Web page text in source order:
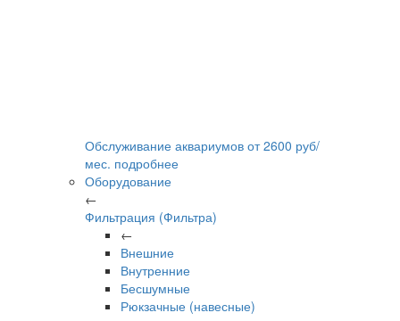
Обслуживание аквариумов от2600 руб/
мес. подробнее
Оборудование
←
Фильтрация (Фильтра)
←
Внешние
Внутренние
Бесшумные
Рюкзачные (навесные)